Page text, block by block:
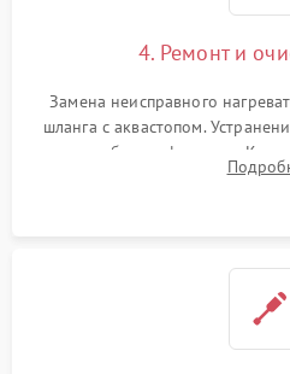
4. Ремонт и
Замена неисправного
шланга с аквастопом.
патрубках и фильтрах.
управления,